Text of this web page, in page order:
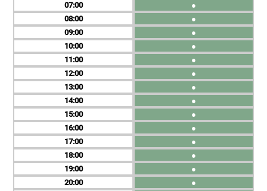
07
08
09
10
11
12
13
14
15
16
17
18
19
20
●
●
●
●
●
●
●
●
●
●
●
●
●
●